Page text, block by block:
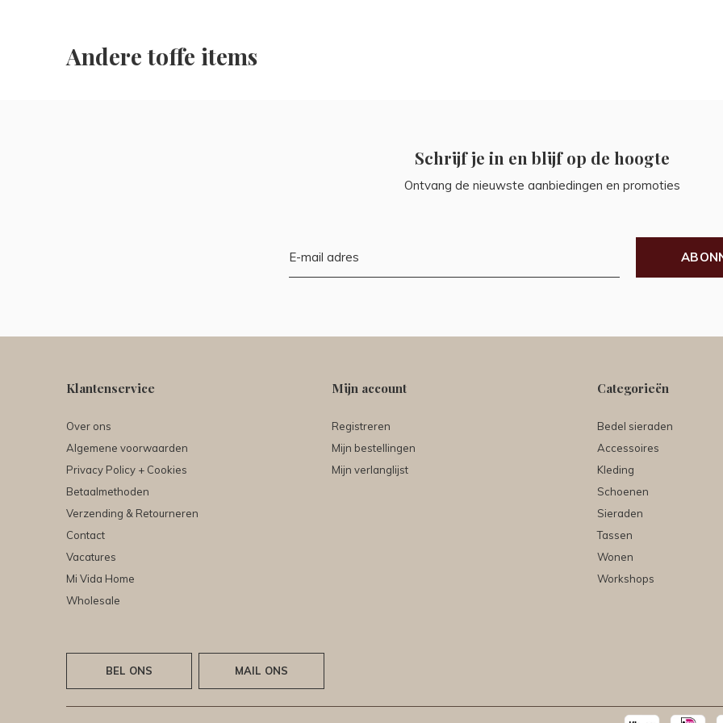
Andere toffe items
Schrijf je in en blijf op de hoogte
Ontvang de nieuwste aanbiedingen en promoties
Klantenservice
Over ons
Algemene voorwaarden
Privacy Policy + Cookies
Betaalmethoden
Verzending & Retourneren
Contact
Vacatures
Mi Vida Home
Wholesale
Mijn account
Registreren
Mijn bestellingen
Mijn verlanglijst
Categorieën
Bedel sieraden
Accessoires
Kleding
Schoenen
Sieraden
Tassen
Wonen
Workshops
BEL ONS MAIL ONS